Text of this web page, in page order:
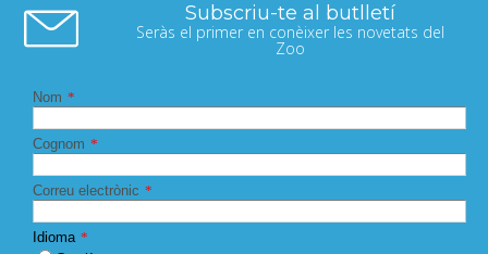
Subscriu-te al butlletí
Seràs el primer en conèixer les novetats del
Zoo